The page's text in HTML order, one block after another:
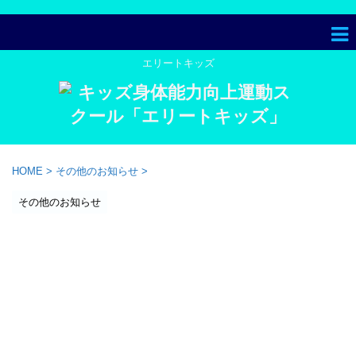
エリートキッズ
HOME > その他のお知らせ >
その他のお知らせ